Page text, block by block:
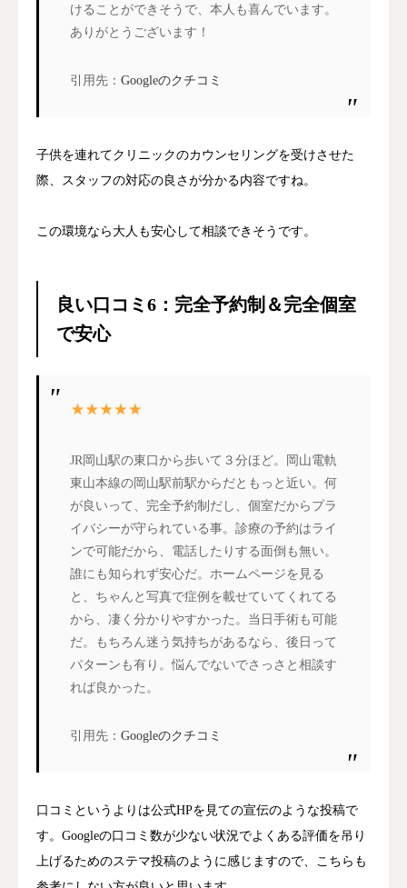
けることができそうで、本人も喜んでいます。
ありがとうございます！
引用先： Googleのクチコミ
子供を連れてクリニックのカウンセリングを受けさせた
際、スタッフの対応の良さが分かる内容ですね。
この環境なら大人も安心して相談できそうです。
良い口コミ6：完全予約制＆完全個室
で安心
JR岡山駅の東口から歩いて３分ほど。岡山電軌
東山本線の岡山駅前駅からだともっと近い。何
が良いって、完全予約制だし、個室だからプラ
イバシーが守られている事。診療の予約はライ
ンで可能だから、電話したりする面倒も無い。
誰にも知られず安心だ。ホームページを見る
と、ちゃんと写真で症例を載せていてくれてる
から、凄く分かりやすかった。当日手術も可能
だ。もちろん迷う気持ちがあるなら、後日って
パターンも有り。悩んでないでさっさと相談す
れば良かった。
引用先： Googleのクチコミ
口コミというよりは公式HPを見ての宣伝のような投稿で
す。Googleの口コミ数が少ない状況でよくある評価を吊り
上げるためのステマ投稿のように感じますので、こちらも